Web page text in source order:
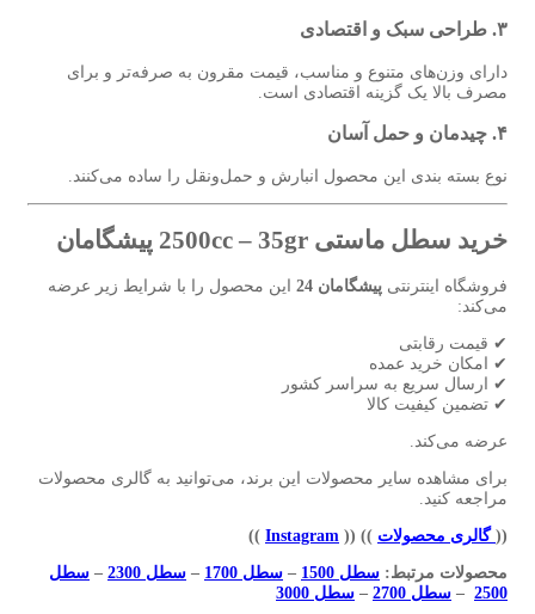
۳. طراحی سبک و اقتصادی
دارای وزن‌های متنوع و مناسب، قیمت مقرون‌ به‌ صرفه‌تر و برای
مصرف بالا یک گزینه اقتصادی است.
۴. چیدمان و حمل آسان
نوع بسته بندی این محصول انبارش و حمل‌ونقل را ساده می‌کنند.
خرید سطل ماستی 2500cc – 35gr پیشگامان
فروشگاه اینترنتی پیشگامان 24
این محصول را با شرایط زیر عرضه
می‌کند:
✔ قیمت رقابتی
✔ امکان خرید عمده
✔ ارسال سریع به سراسر کشور
✔ تضمین کیفیت کالا
عرضه می‌کند.
برای مشاهده سایر محصولات این برند، می‌توانید به گالری محصولات
مراجعه کنید.
(( گالری محصولات ))
((
Instagram
))
محصولات مرتبط: سطل 1500 – سطل 1700 – سطل 2300 – سطل
2500
– سطل 2700 – سطل 3000